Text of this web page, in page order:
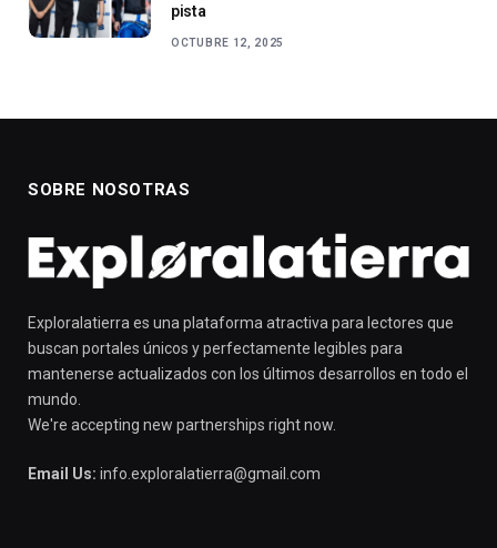
pista
OCTUBRE 12, 2025
SOBRE NOSOTRAS
Exploralatierra es una plataforma atractiva para lectores que
buscan portales únicos y perfectamente legibles para
mantenerse actualizados con los últimos desarrollos en todo el
mundo.
We're accepting new partnerships right now.
Email Us: info.exploralatierra@gmail.com